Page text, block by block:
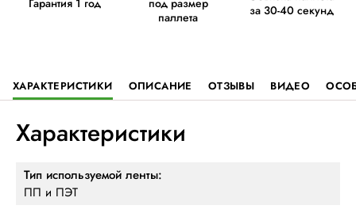
Гарантия 1 год
под размер
паллета
за 30-40 секунд
ХАРАКТЕРИСТИКИ ОПИСАНИЕ ОТЗЫВЫ ВИДЕО
Характеристики
Тип используемой ленты:
ПП и ПЭТ